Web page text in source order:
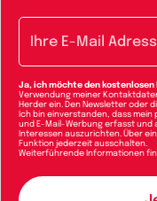
Ja, ich möchte den
Verwendung meiner
Herder ein. Den Newsletter oder
Ich bin einverstanden, dass
und E-Mail-Werbung erfasst und
Interessen auszurichten. Über
Funktion jederzeit ausschalten.
Weiterführende Informationen